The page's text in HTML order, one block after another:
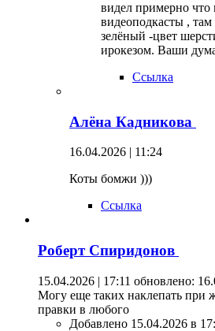
видел примерно что
видеоподкасты , там
зелёный -цвет
ирокезом. Ваши
Ссылка
Алёна Кадникова
16.04.2026 | 11:24
Коты бомжи )))
Ссылка
Роберт Спиридонов
15.04.2026 | 17:11 обновлено:
Могу еще таких наклепать при
правки в любого
Добавлено 15.04.2026 в